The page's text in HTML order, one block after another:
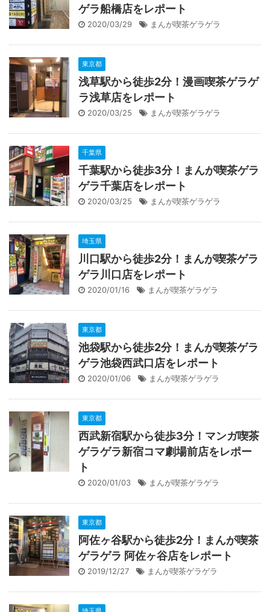
ゲラ船橋店をレポート
2020/03/29 まんが喫茶ゲラゲラ
東京都
浅草駅から徒歩2分！漫画喫茶ゲラゲ
ラ浅草店をレポート
2020/03/25 まんが喫茶ゲラゲラ
千葉県
千葉駅から徒歩3分！まんが喫茶ゲラ
ゲラ千葉店をレポート
2020/03/25 まんが喫茶ゲラゲラ
埼玉県
川口駅から徒歩2分！まんが喫茶ゲラ
ゲラ川口店をレポート
2020/01/16 まんが喫茶ゲラゲラ
東京都
池袋駅から徒歩2分！まんが喫茶ゲラ
ゲラ池袋西武口店をレポート
2020/01/06 まんが喫茶ゲラゲラ
東京都
西武新宿駅から徒歩3分！マンガ喫茶
ゲラゲラ新宿コマ劇場前店をレポー
ト
2020/01/03 まんが喫茶ゲラゲラ
東京都
阿佐ヶ谷駅から徒歩2分！まんが喫茶
ゲラゲラ 阿佐ヶ谷店をレポート
2019/12/27 まんが喫茶ゲラゲラ